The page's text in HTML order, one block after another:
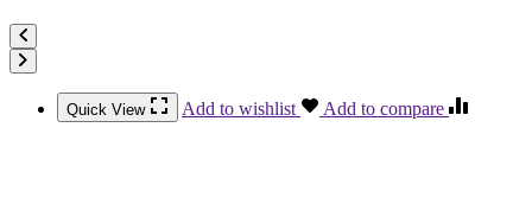
Quick View Add to wishlist Add to compare